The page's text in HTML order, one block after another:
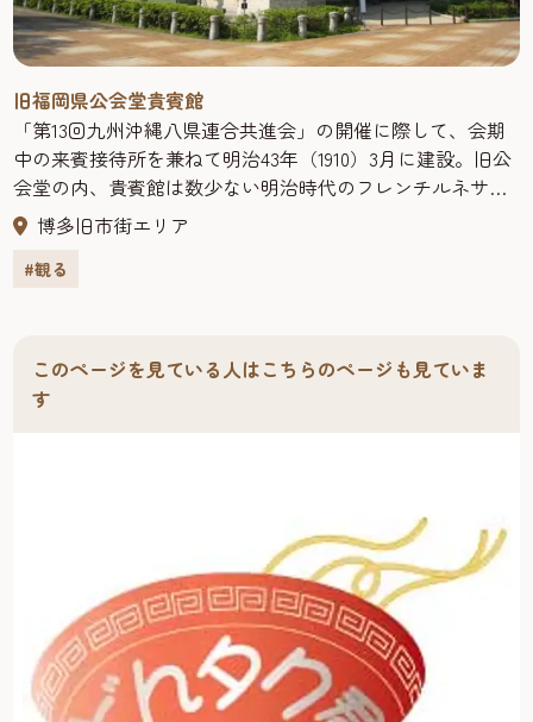
旧福岡県公会堂貴賓館
「第13回九州沖縄八県連合共進会」の開催に際して、会期
中の来賓接待所を兼ねて明治43年（1910）3月に建設。旧公
会堂の内、貴賓館は数少ない明治時代のフレンチルネサン
スを基調としている。木造公共建物として貴重であり、国
の重要文化財（建造物）に指定。
【入館料】・大人 200円・子ども(15歳未満) 100円・6歳未
語音声ガイド『jaj.jp』が常時利用できます。来館者様のお
手持ちのスマートフォンやタブレット等で、インターネッ
ト接続やアプリのダウンロードの必要なく、各スポットを
博多旧市街エリア
#観る
このページを見ている人はこちらのページも見ていま
す